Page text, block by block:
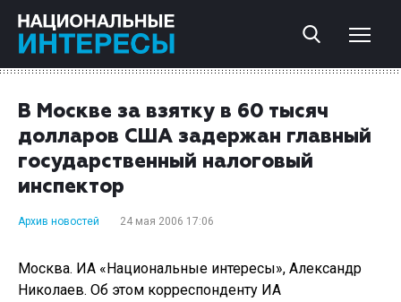
В Москве за взятку в 60 тысяч
долларов США задержан главный
государственный налоговый
инспектор
Архив новостей 24 мая 2006 17:06
Москва. ИА «Национальные интересы», Александр
Николаев. Об этом корреспонденту ИА